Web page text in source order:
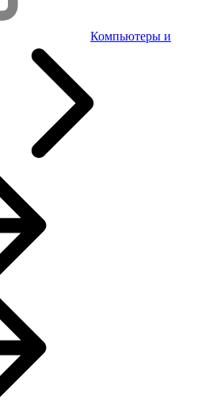
Компьютеры и